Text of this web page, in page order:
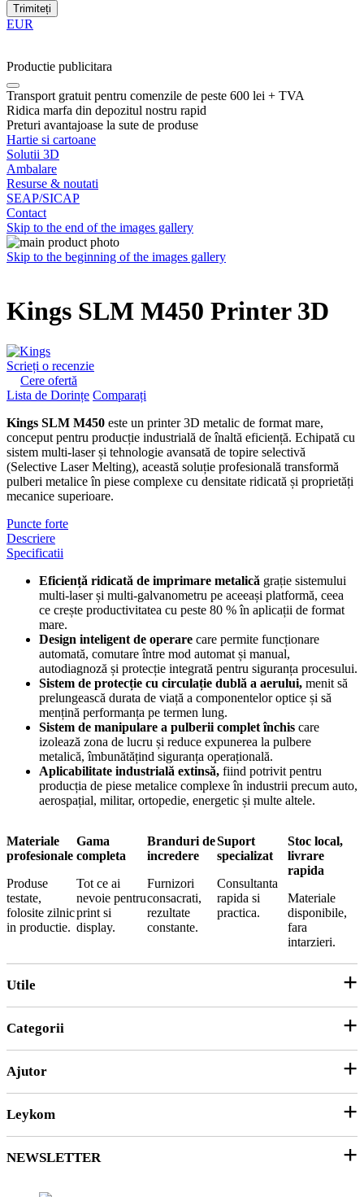
Trimiteți
EUR
Productie publicitara
Transport gratuit pentru comenzile de peste 600 lei + TVA
Ridica marfa din depozitul nostru rapid
Preturi avantajoase la sute de produse
Hartie si cartoane
Solutii 3D
Ambalare
Resurse & noutati
SEAP/SICAP
Contact
Skip to the end of the images gallery
Skip to the beginning of the images gallery
Kings SLM M450 Printer 3D
Scrieți o recenzie
Cere ofertă
Lista de Dorințe Comparați
Kings SLM M450 este un printer 3D metalic de format mare,
conceput pentru producție industrială de înaltă eficiență. Echipată cu
sistem multi-laser și tehnologie avansată de topire selectivă
(Selective Laser Melting), această soluție profesională transformă
pulberi metalice în piese complexe cu densitate ridicată și proprietăți
mecanice superioare.
Puncte forte
Descriere
Specificatii
Eficiență ridicată de imprimare metalică grație sistemului
multi-laser și multi-galvanometru pe aceeași platformă, ceea
ce crește productivitatea cu peste 80 % în aplicații de format
mare.
Design inteligent de operare care permite funcționare
automată, comutare între mod automat și manual,
autodiagnoză și protecție integrată pentru siguranța procesului.
Sistem de protecție cu circulație dublă a aerului, menit să
prelungească durata de viață a componentelor optice și să
mențină performanța pe termen lung.
Sistem de manipulare a pulberii complet închis care
izolează zona de lucru și reduce expunerea la pulbere
metalică, îmbunătățind siguranța operațională.
Aplicabilitate industrială extinsă, fiind potrivit pentru
producția de piese metalice complexe în industrii precum auto,
aerospațial, militar, ortopedie, energetic și multe altele.
Materiale
profesionale
Produse
testate,
folosite zilnic
in productie.
Gama
completa
Tot ce ai
nevoie pentru
print si
display.
Branduri de
incredere
Furnizori
consacrati,
rezultate
constante.
Suport
specializat
Consultanta
rapida si
practica.
Stoc local,
livrare
rapida
Materiale
disponibile,
fara
intarzieri.
Utile
Parteneri
Categorii
Echipamente și Consumabile
Ambalare
Ajutor
Contact
Leykom
Despre noi
NEWSLETTER